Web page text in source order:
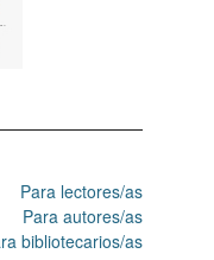
Para lectores/as
Para autores/as
bibliotecarios/as